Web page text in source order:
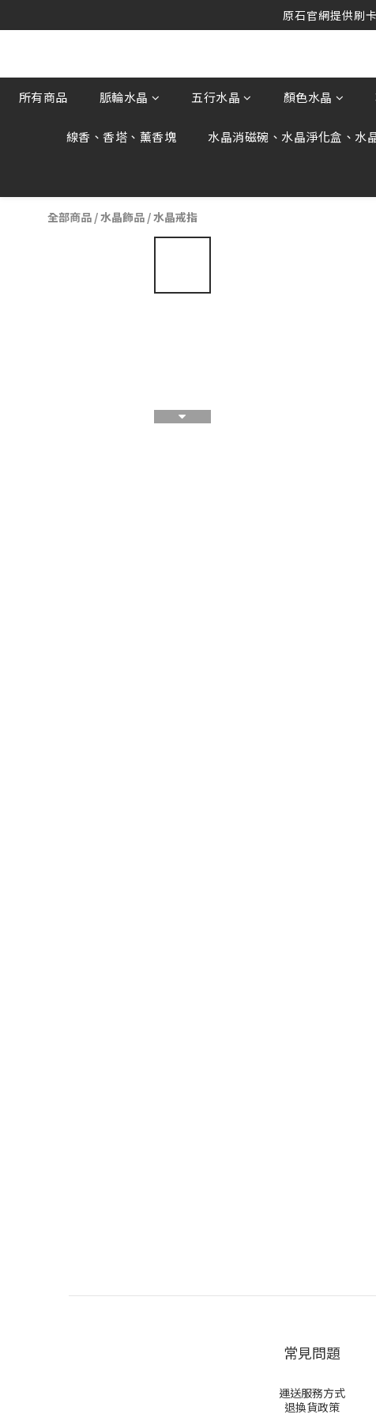
原石官網提供刷
原石官網提供刷
原石官網不會主動寄信要求顧客提供
原石官網提供刷
所有商品 脈輪水晶 五行水晶 顏色水晶
線香、香塔、薰香塊 水晶消磁碗、水晶淨化盒、水
全部商品 /水晶飾品 /水晶戒指
常見問題
運送服務方式
退換貨政策